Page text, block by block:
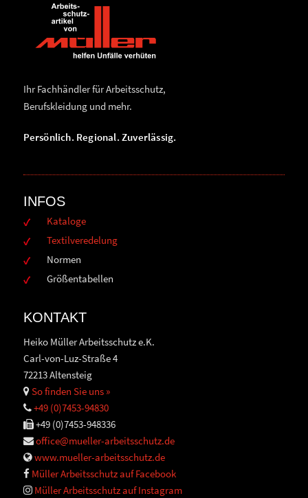
Ihr Fachhändler für Arbeitsschutz,
Berufskleidung und mehr.
Persönlich. Regional. Zuverlässig.
INFOS
Kataloge
Textilveredelung
Normen
Größentabellen
KONTAKT
Heiko Müller Arbeitsschutz e.K.
Carl-von-Luz-Straße 4
72213 Altensteig
So finden Sie uns »
+49 (0)7453-94830
+49 (0)7453-948336
office@mueller-arbeitsschutz.de
www.mueller-arbeitsschutz.de
Müller Arbeitsschutz auf Facebook
Müller Arbeitsschutz auf Instagram